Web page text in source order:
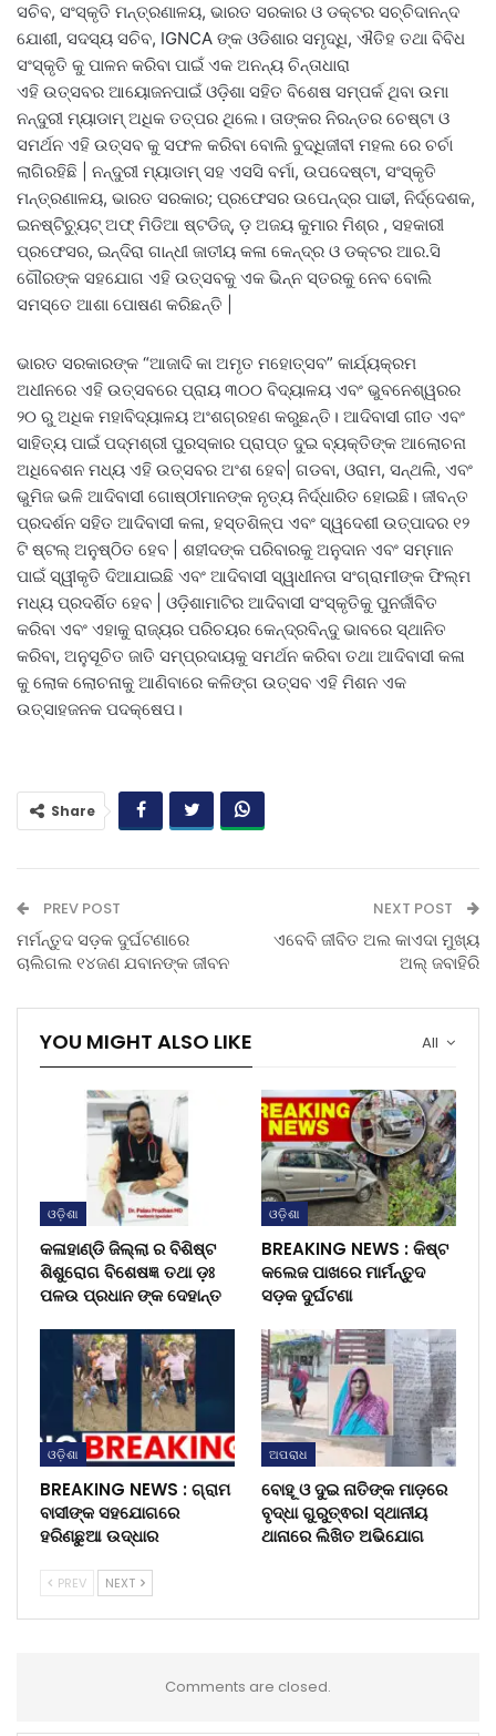
ସଚିବ, ସଂସ୍କୃତି ମନ୍ତ୍ରଣାଳୟ, ଭାରତ ସରକାର ଓ ଡକ୍ଟର ସଚ୍ଚିଦାନନ୍ଦ
ଯୋଶୀ, ସଦସ୍ୟ ସଚିବ, IGNCA ଙ୍କ ଓଡିଶାର ସମୃଦ୍ଧି, ଐତିହ ତଥା ବିବିଧ
ସଂସ୍କୃତି କୁ ପାଳନ କରିବା ପାଇଁ ଏକ ଅନନ୍ୟ ଚିନ୍ତାଧାରା
ଏହି ଉତ୍ସବର ଆୟୋଜନପାଇଁ ଓଡ଼ିଶା ସହିତ ବିଶେଷ ସମ୍ପର୍କ ଥିବା ଉମା
ନନ୍ଦୁରୀ ମ୍ୟାଡାମ୍ ଅଧିକ ତତ୍ପର ଥିଲେ। ତାଙ୍କର ନିରନ୍ତର ଚେଷ୍ଟା ଓ
ସମର୍ଥନ ଏହି ଉତ୍ସବ କୁ ସଫଳ କରିବା ବୋଲି ବୁଦ୍ଧିଜୀବୀ ମହଲ ରେ ଚର୍ଚା
ଲାଗିରହିଛି | ନନ୍ଦୁରୀ ମ୍ୟାଡାମ୍ ସହ ଏସସି ବର୍ମା, ଉପଦେଷ୍ଟା, ସଂସ୍କୃତି
ମନ୍ତ୍ରଣାଳୟ, ଭାରତ ସରକାର; ପ୍ରଫେସର ଉପେନ୍ଦ୍ର ପାଢୀ, ନିର୍ଦ୍ଦେଶକ,
ଇନଷ୍ଟିଚ୍ୟୁଟ୍ ଅଫ୍ ମିଡିଆ ଷ୍ଟଡିଜ୍, ଡ଼ ଅଜୟ କୁମାର ମିଶ୍ର , ସହକାରୀ
ପ୍ରଫେସର, ଇନ୍ଦିରା ଗାନ୍ଧୀ ଜାତୀୟ କଳା କେନ୍ଦ୍ର ଓ ଡକ୍ଟର ଆର.ସି
ଗୌରଙ୍କ ସହଯୋଗ ଏହି ଉତ୍ସବକୁ ଏକ ଭିନ୍ନ ସ୍ତରକୁ ନେବ ବୋଲି
ସମସ୍ତେ ଆଶା ପୋଷଣ କରିଛନ୍ତି |
ଭାରତ ସରକାରଙ୍କ “ଆଜାଦି କା ଅମୃତ ମହୋତ୍ସବ” କାର୍ଯ୍ୟକ୍ରମ
ଅଧୀନରେ ଏହି ଉତ୍ସବରେ ପ୍ରାୟ ୩୦୦ ବିଦ୍ୟାଳୟ ଏବଂ ଭୁବନେଶ୍ୱରର
୨୦ ରୁ ଅଧିକ ମହାବିଦ୍ୟାଳୟ ଅଂଶଗ୍ରହଣ କରୁଛନ୍ତି। ଆଦିବାସୀ ଗୀତ ଏବଂ
ସାହିତ୍ୟ ପାଇଁ ପଦ୍ମଶ୍ରୀ ପୁରସ୍କାର ପ୍ରାପ୍ତ ଦୁଇ ବ୍ୟକ୍ତିଙ୍କ ଆଲୋଚନା
ଅଧିବେଶନ ମଧ୍ୟ ଏହି ଉତ୍ସବର ଅଂଶ ହେବ| ଗଡବା, ଓରାମ, ସନ୍ଥଲି, ଏବଂ
ଭୁମିଜ ଭଳି ଆଦିବାସୀ ଗୋଷ୍ଠୀମାନଙ୍କ ନୃତ୍ୟ ନିର୍ଦ୍ଧାରିତ ହୋଇଛି। ଜୀବନ୍ତ
ପ୍ରଦର୍ଶନ ସହିତ ଆଦିବାସୀ କଳା, ହସ୍ତଶିଳ୍ପ ଏବଂ ସ୍ୱଦେଶୀ ଉତ୍ପାଦର ୧୨
ଟି ଷ୍ଟଲ୍ ଅନୁଷ୍ଠିତ ହେବ | ଶହୀଦଙ୍କ ପରିବାରକୁ ଅନୁଦାନ ଏବଂ ସମ୍ମାନ
ପାଇଁ ସ୍ୱୀକୃତି ଦିଆଯାଇଛି ଏବଂ ଆଦିବାସୀ ସ୍ୱାଧୀନତା ସଂଗ୍ରାମୀଙ୍କ ଫିଲ୍ମ
ମଧ୍ୟ ପ୍ରଦର୍ଶିତ ହେବ | ଓଡ଼ିଶାମାଟିର ଆଦିବାସୀ ସଂସ୍କୃତିକୁ ପୁନର୍ଜୀବିତ
କରିବା ଏବଂ ଏହାକୁ ରାଜ୍ୟର ପରିଚୟର କେନ୍ଦ୍ରବିନ୍ଦୁ ଭାବରେ ସ୍ଥାନିତ
କରିବା, ଅନୁସୂଚିତ ଜାତି ସମ୍ପ୍ରଦାୟକୁ ସମର୍ଥନ କରିବା ତଥା ଆଦିବାସୀ କଳା
କୁ ଲୋକ ଲୋଚନାକୁ ଆଣିବାରେ କଳିଙ୍ଗ ଉତ୍ସବ ଏହି ମିଶନ ଏକ
ଉତ୍ସାହଜନକ ପଦକ୍ଷେପ।
Share
PREV POST
ମର୍ମନ୍ତୁଦ ସଡ଼କ ଦୁର୍ଘଟଣାରେ
ଚାଲିଗଲ ୧୪ଜଣ ଯବାନଙ୍କ ଜୀବନ
NEXT POST
ଏବେବି ଜୀବିତ ଅଲ କାଏଦା ମୁଖ୍ୟ
ଅଲ୍ ଜବାହିରି
All
YOU MIGHT ALSO LIKE
ଓଡ଼ିଶା
କଳାହାଣ୍ଡି ଜିଲ୍ଲା ର ବିଶିଷ୍ଟ
ଶିଶୁରୋଗ ବିଶେଷଜ୍ଞ ତଥା ଡ଼ଃ
ପଳଉ ପ୍ରଧାନ ଙ୍କ ଦେହାନ୍ତ
ଓଡ଼ିଶା
BREAKING NEWS : କିଷ୍ଟ
କଲେଜ ପାଖରେ ମାର୍ମନ୍ତୁଦ
ସଡ଼କ ଦୁର୍ଘଟଣା
ଓଡ଼ିଶା
BREAKING NEWS : ଗ୍ରାମ
ବାସୀଙ୍କ ସହଯୋଗରେ
ହରିଣଛୁଆ ଉଦ୍ଧାର
ଅପରାଧ
ବୋହୂ ଓ ଦୁଇ ନାତିଙ୍କ ମାଡ଼ରେ
ବୃଦ୍ଧା ଗୁରୁତ୍ଵର। ସ୍ଥାନୀୟ
ଥାନାରେ ଲିଖିତ ଅଭିଯୋଗ
PREV NEXT
Comments are closed.